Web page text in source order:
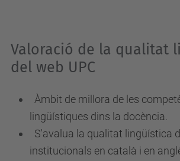
Valoració de la qualitat
del web UPC
Àmbit de millora de les
lingüístiques dins la docència.
S'avalua la qualitat lingüística
institucionals en català i en